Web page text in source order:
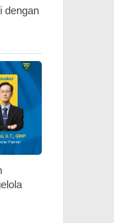
dengan